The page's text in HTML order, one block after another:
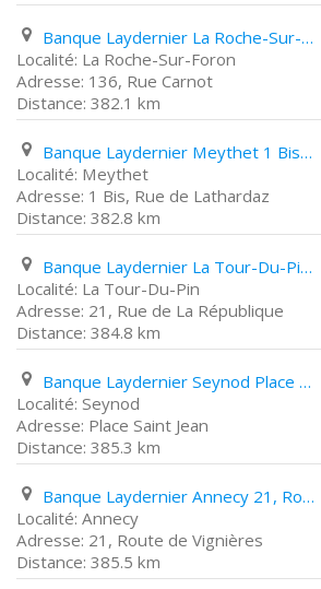
Banque Laydernier La Roche-Sur-Foron 136, Rue Carnot
La Roche-Sur-Foron
136, Rue Carnot
382.1 km
Banque Laydernier Meythet 1 Bis, Rue de Lathardaz
Meythet
1 Bis, Rue de Lathardaz
382.8 km
Banque Laydernier La Tour-Du-Pin 21, Rue de La République
La Tour-Du-Pin
21, Rue de La République
384.8 km
Banque Laydernier Seynod Place Saint Jean
Seynod
Place Saint Jean
385.3 km
Banque Laydernier Annecy 21, Route de Vignières
Annecy
21, Route de Vignières
385.5 km